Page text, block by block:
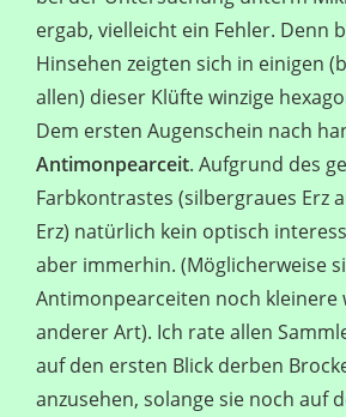
ergab, vielleicht ein Fehler. Denn
Hinsehen zeigten sich in einigen
allen) dieser Klüfte winzige
Dem ersten Augenschein nach
Antimonpearceit. Aufgrund des
Farbkontrastes (silbergraues Erz
Erz) natürlich kein optisch
aber immerhin. (Möglicherweise
Antimonpearceiten noch kleinere
anderer Art). Ich rate allen
auf den ersten Blick derben
anzusehen, solange sie noch auf